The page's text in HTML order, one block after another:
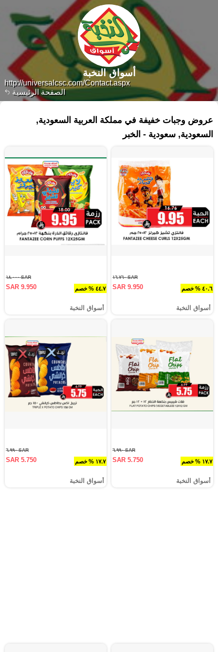
الصفحة الرئيسية
http://universalcsc.com/Contact.aspx
أسواق النخبة
عروض وجبات خفيفة في مملكة العربية السعودية,
السعودية, سعودية - الخبر‎
٤٠.٦ % خصم
SAR ١٦.٧٦٠
SAR 9.950
أسواق النخبة
٤٤.٧ % خصم
SAR ١٨.٠٠٠
SAR 9.950
أسواق النخبة
١٧.٧ % خصم
SAR ٦.٩٩٠
SAR 5.750
أسواق النخبة
١٧.٧ % خصم
SAR ٦.٩٩٠
SAR 5.750
أسواق النخبة